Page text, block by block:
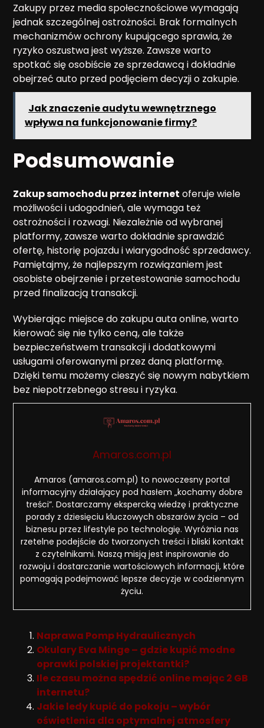
Zakupy przez media społecznościowe wymagają
jednak szczególnej ostrożności. Brak formalnych
mechanizmów ochrony kupującego sprawia, że
ryzyko oszustwa jest wyższe. Zawsze warto
spotkać się osobiście ze sprzedawcą i dokładnie
obejrzeć auto przed podjęciem decyzji o zakupie.
Jak znaczenie audytu wewnętrznego
wpływa na funkcjonowanie firmy?
Podsumowanie
Zakup samochodu przez internet oferuje wiele
możliwości i udogodnień, ale wymaga też
ostrożności i rozwagi. Niezależnie od wybranej
platformy, zawsze warto dokładnie sprawdzić
ofertę, historię pojazdu i wiarygodność sprzedawcy.
Pamiętajmy, że najlepszym rozwiązaniem jest
osobiste obejrzenie i przetestowanie samochodu
przed finalizacją transakcji.
Wybierając miejsce do zakupu auta online, warto
kierować się nie tylko ceną, ale także
bezpieczeństwem transakcji i dodatkowymi
usługami oferowanymi przez daną platformę.
Dzięki temu możemy cieszyć się nowym nabytkiem
bez niepotrzebnego stresu i ryzyka.
Amaros.com.pl
Amaros (amaros.com.pl) to nowoczesny portal
informacyjny działający pod hasłem „kochamy dobre
treści”. Dostarczamy ekspercką wiedzę i praktyczne
porady z dziesięciu kluczowych obszarów życia – od
biznesu przez lifestyle po technologię. Wyróżnia nas
rzetelne podejście do tworzonych treści i bliski kontakt
z czytelnikami. Naszą misją jest inspirowanie do
rozwoju i dostarczanie wartościowych informacji, które
pomagają podejmować lepsze decyzje w codziennym
życiu.
Naprawa Pomp Hydraulicznych
Okulary Eva Minge – gdzie kupić modne
oprawki polskiej projektantki?
Ile czasu można spędzić online mając 2 GB
internetu?
Jakie ledy kupić do pokoju – wybór
oświetlenia dla optymalnej atmosfery